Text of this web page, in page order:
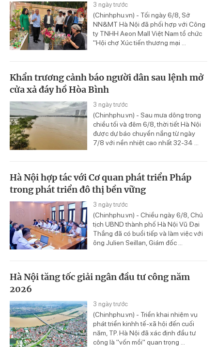
3 ngày trước
(Chinhphu.vn) - Tối ngày 6/8, Sở
NN&MT Hà Nội đã phối hợp với Công
ty TNHH Aeon Mall Việt Nam tổ chức
"Hội chợ Xúc tiến thương mại ...
Khẩn trương cảnh báo người dân sau lệnh mở
cửa xả đáy hồ Hòa Bình
3 ngày trước
(Chinhphu.vn) - Sau mưa dông trong
chiều tối và đêm 6/8, thời tiết Hà Nội
được dự báo chuyển nắng từ ngày
7/8 với nền nhiệt cao nhất 32-34 ...
Hà Nội hợp tác với Cơ quan phát triển Pháp
trong phát triển đô thị bền vững
3 ngày trước
(Chinhphu.vn) - Chiều ngày 6/8, Chủ
tịch UBND thành phố Hà Nội Vũ Đại
Thắng đã có buổi tiếp và làm việc với
ông Julien Seillan, Giám đốc ...
Hà Nội tăng tốc giải ngân đầu tư công năm
2026
3 ngày trước
(Chinhphu.vn) - Triển khai nhiệm vụ
phát triển kinhh tế-xã hội đến cuối
năm, TP. Hà Nội đã xác định đầu tư
công là "vốn mồi" quan trọng ...